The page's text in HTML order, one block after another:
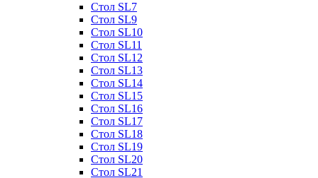
Стол SL7
Стол SL9
Стол SL10
Стол SL11
Стол SL12
Стол SL13
Стол SL14
Стол SL15
Стол SL16
Стол SL17
Стол SL18
Стол SL19
Стол SL20
Стол SL21